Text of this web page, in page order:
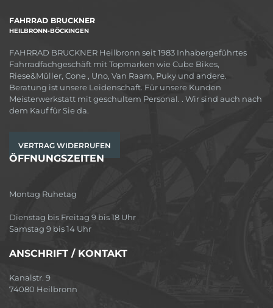
FAHRRAD BRUCKNER
HEILBRONN-BÖCKINGEN
FAHRRAD BRUCKNER Heilbronn seit 1983 Inhabergeführtes
Fahrradfachgeschäft mit Topmarken wie Cube Bikes,
Riese&Müller, Cone , Uno, Van Raam, Puky und andere.
Beratung ist unsere Leidenschaft. Für unsere Kunden
Meisterwerkstatt mit geschultem Personal. . Wir sind auch nach
dem Kauf für Sie da.
VERTRAG WIDERRUFEN
ÖFFNUNGSZEITEN
Montag Ruhetag
Dienstag bis Freitag 9 bis 18 Uhr
Samstag 9 bis 14 Uhr
ANSCHRIFT / KONTAKT
Kanalstr. 9
74080 Heilbronn